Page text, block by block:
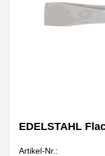
EDELSTAHL
Artikel-Nr.: